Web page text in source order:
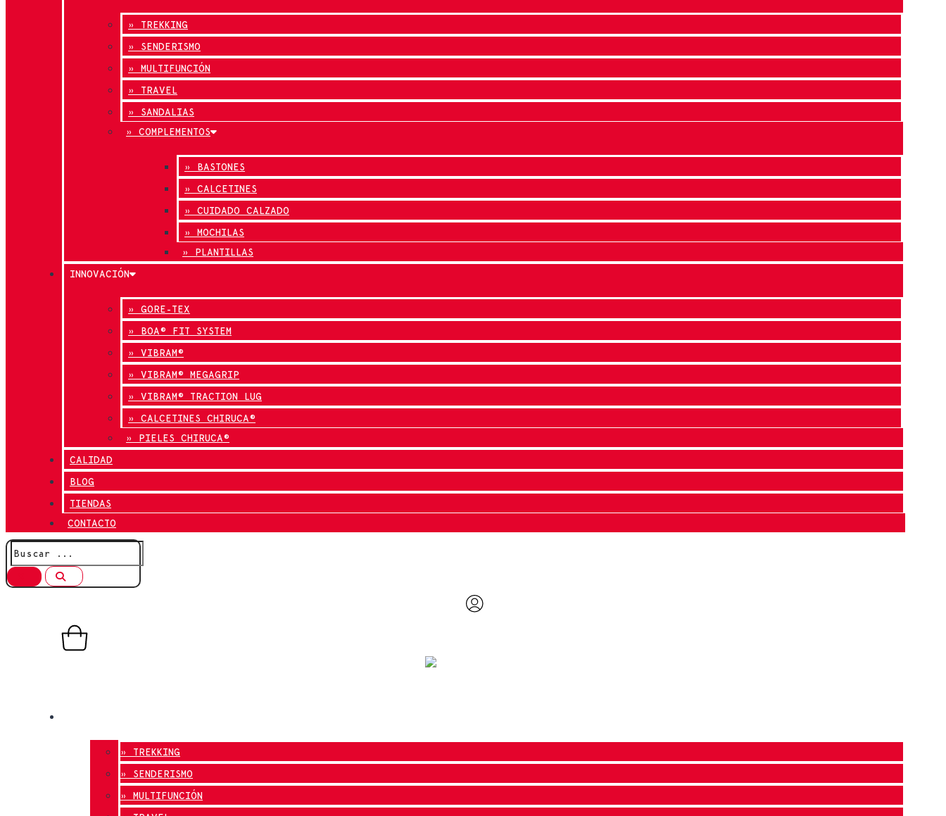
» TREKKING
» SENDERISMO
» MULTIFUNCIÓN
» TRAVEL
» SANDALIAS
» COMPLEMENTOS
» BASTONES
» CALCETINES
» CUIDADO CALZADO
» MOCHILAS
» PLANTILLAS
INNOVACIÓN
» GORE-TEX
» BOA® FIT SYSTEM
» VIBRAM®
» VIBRAM® MEGAGRIP
» VIBRAM® TRACTION LUG
» CALCETINES CHIRUCA®
» PIELES CHIRUCA®
CALIDAD
BLOG
TIENDAS
CONTACTO
» TREKKING
» SENDERISMO
» MULTIFUNCIÓN